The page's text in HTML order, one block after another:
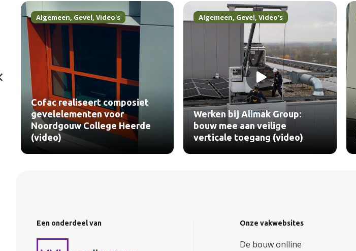
Algemeen, Gevel, Video's
Cofac realiseert composiet
gevelelementen voor
Noordgouw College Heerde
(video)
Algemeen, Gevel,Video's
Werken bij Alimak Group:
bouw mee aan veilige
verticale toegang (video)
Een onderdeel van Onze vakwebsites
De bouw onlline